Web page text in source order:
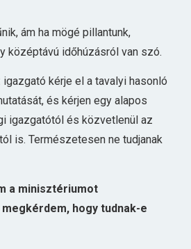
ám ha mögé pillantunk,
középtávú időhúzásról van szó.
igazgató kérje el a tavalyi hasonló
és kérjen egy alapos
igazgatótól és közvetlenül az
is. Természetesen ne tudjanak
a minisztériumot
hogy tudnak-e